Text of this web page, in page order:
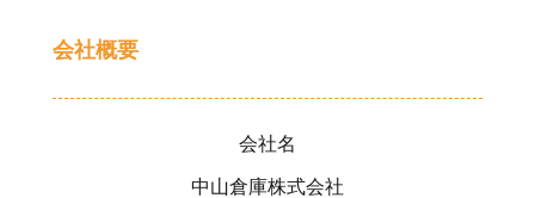
会社概要
会社名
中山倉庫株式会社